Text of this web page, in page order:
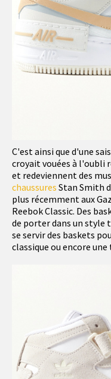
C'est ainsi que d'une
croyait vouées à l'oubli
et redeviennent des
chaussures Stan Smith
plus récemment aux
Reebok Classic. Des
de porter dans un style
se servir des baskets
classique ou encore une